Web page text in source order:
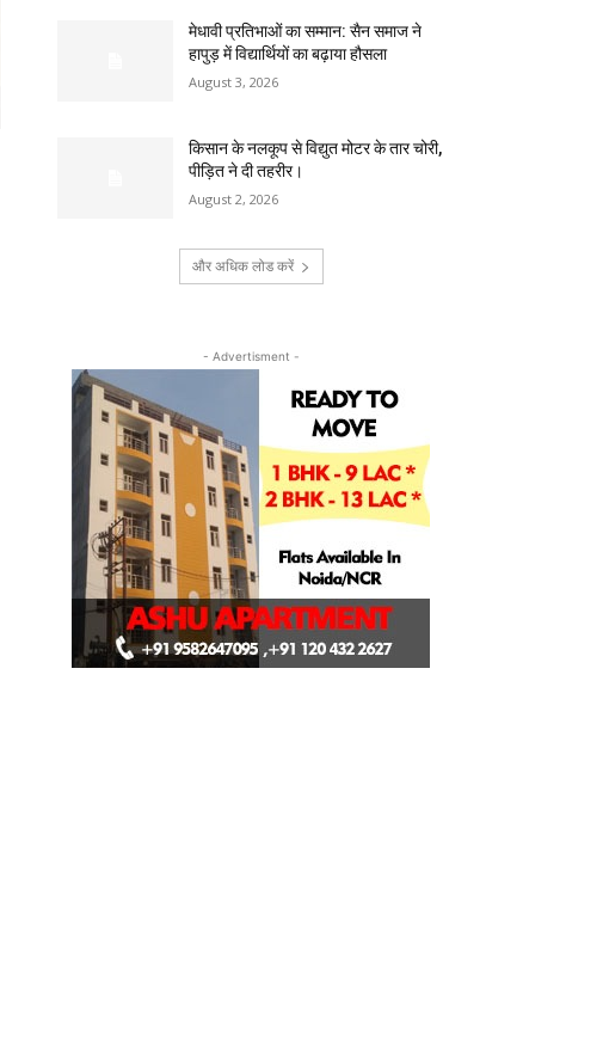
मेधावी प्रतिभाओं का सम्मान: सैन समाज ने
हापुड़ में विद्यार्थियों का बढ़ाया हौसला
August 3, 2026
किसान के नलकूप से विद्युत मोटर के तार चोरी,
पीड़ित ने दी तहरीर।
August 2, 2026
और अधिक लोड करें
- Advertisment -